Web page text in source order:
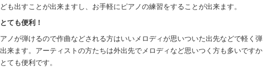
も出すことが出来ますし、お手軽にピアノの練習をすることが出来ます。
ても便利！
ノが弾けるので作曲などされる方はいいメロディが思いついた出先などで軽く弾
来ます。アーティストの方たちは外出先でメロディなど思いつく方も多いですか
ても便利です。